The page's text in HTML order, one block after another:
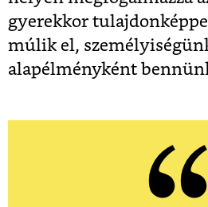
gyerekkor
múlik el,
alapélményként